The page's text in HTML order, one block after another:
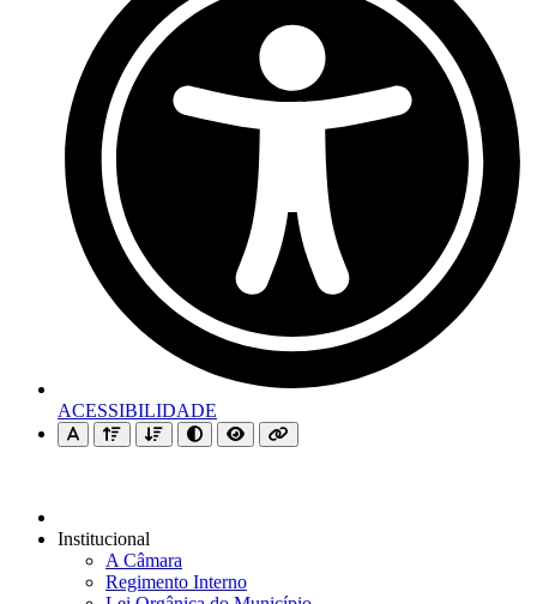
ACESSIBILIDADE
Institucional
A Câmara
Regimento Interno